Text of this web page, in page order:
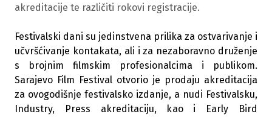
akreditacije te različiti rokovi registracije.
Festivalski dani su jedinstvena prilika za ostvarivanje i
učvršćivanje kontakata, ali i za nezaboravno druženje
s brojnim filmskim profesionalcima i publikom.
Sarajevo Film Festival otvorio je prodaju akreditacija
za ovogodišnje festivalsko izdanje, a nudi Festivalsku,
Industry, Press akreditaciju, kao i Early Bird